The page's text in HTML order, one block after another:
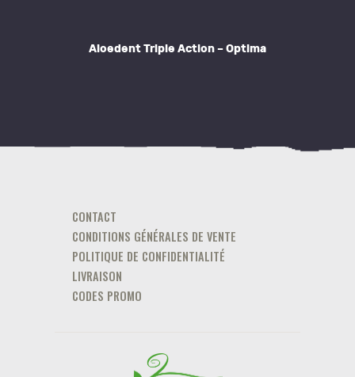
Aloedent Triple Action – Optima
CONTACT
CONDITIONS GÉNÉRALES DE VENTE
POLITIQUE DE CONFIDENTIALITÉ
LIVRAISON
CODES PROMO